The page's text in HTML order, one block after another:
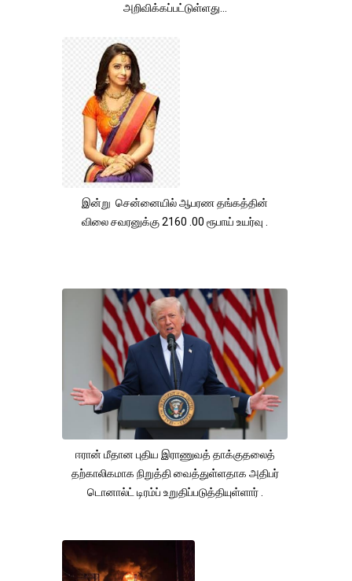
அறிவிக்கப்பட்டுள்ளது...
இன்று சென்னையில் ஆபரண தங்கத்தின்
விலை சவரனுக்கு 2160 .00 ரூபாய் உயர்வு .
ஈரான் மீதான புதிய இராணுவத் தாக்குதலைத்
தற்காலிகமாக நிறுத்தி வைத்துள்ளதாக அதிபர்
டொனால்ட் டிரம்ப் உறுதிப்படுத்தியுள்ளார் .